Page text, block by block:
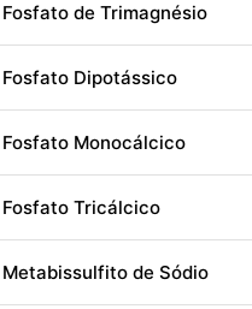
Fosfato de Trimagnésio
Fosfato Dipotássico
Fosfato Monocálcico
Fosfato Tricálcico
Metabissulfito de Sódio